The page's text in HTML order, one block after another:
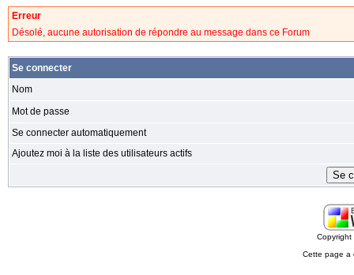
Erreur
Désolé, aucune autorisation de répondre au message dans ce Forum
Se connecter
Nom
Mot de passe
Se connecter automatiquement
Ajoutez moi à la liste des utilisateurs actifs
Cette page a